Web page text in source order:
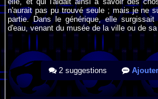
n'aurait pas pu trouvé seule ; mais je ne
partie. Dans le générique, elle
d'eau, venant du musée de la ville ou de
2 suggestions